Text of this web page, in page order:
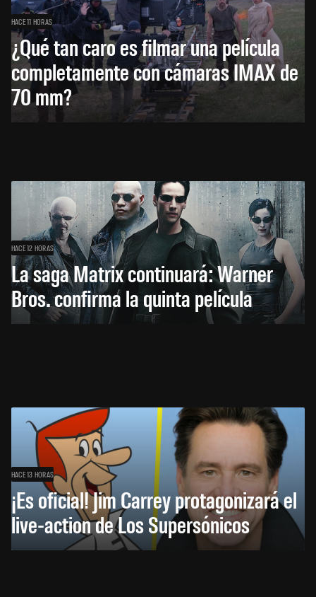
HACE 11 HORAS
¿Qué tan caro es filmar una película
completamente con cámaras IMAX de
70 mm?
HACE 12 HORAS
La saga Matrix continuará: Warner
Bros. confirma la quinta película
HACE 13 HORAS
¡Es oficial! Jim Carrey protagonizará el
live-action de Los Supersónicos